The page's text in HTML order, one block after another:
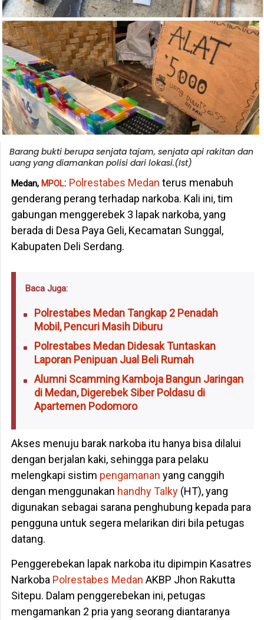
Barang bukti berupa senjata tajam, senjata api rakitan dan
uang yang diamankan polisi dari lokasi.(Ist)
Medan, MPOL: Polrestabes Medan terus menabuh
genderang perang terhadap narkoba. Kali ini, tim
gabungan menggerebek 3 lapak narkoba, yang
berada di Desa Paya Geli, Kecamatan Sunggal,
Kabupaten Deli Serdang.
Baca Juga:
Polrestabes Medan Tangkap 2 Penadah
Mobil, Pencuri Masih Diburu
Polrestabes Medan Didesak Tuntaskan
Laporan Penipuan Jual Beli Rumah
Alumni Scamming Kamboja Bangun Jaringan
di Medan, Digerebek Siber Poldasu di
Apartemen Podomoro
Akses menuju barak narkoba itu hanya bisa dilalui
dengan berjalan kaki, sehingga para pelaku
melengkapi sistim pengamanan yang canggih
dengan menggunakan handhy Talky(HT), yang
digunakan sebagai sarana penghubung kepada para
pengguna untuk segera melarikan diri bila petugas
datang.
Penggerebekan lapak narkoba itu dipimpin Kasatres
Narkoba Polrestabes Medan AKBP Jhon Rakutta
Sitepu. Dalam penggerebekan ini, petugas
mengamankan 2 pria yang seorang diantaranya